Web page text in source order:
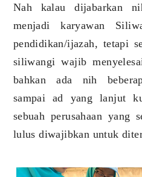
Nah kalau dijabarkan
menjadi karyawan
pendidikan/ijazah, tetapi
siliwangi wajib
bahkan ada nih
sampai ad yang lanjut
sebuah perusahaan
lulus diwajibkan untuk